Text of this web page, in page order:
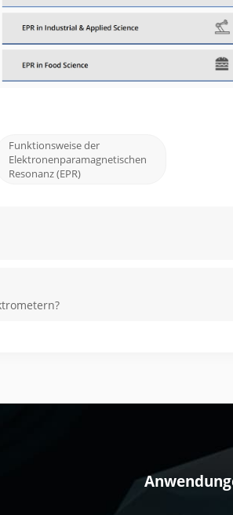
Funktionsweise der
Elektronenparamagnetischen
Resonanz (EPR)